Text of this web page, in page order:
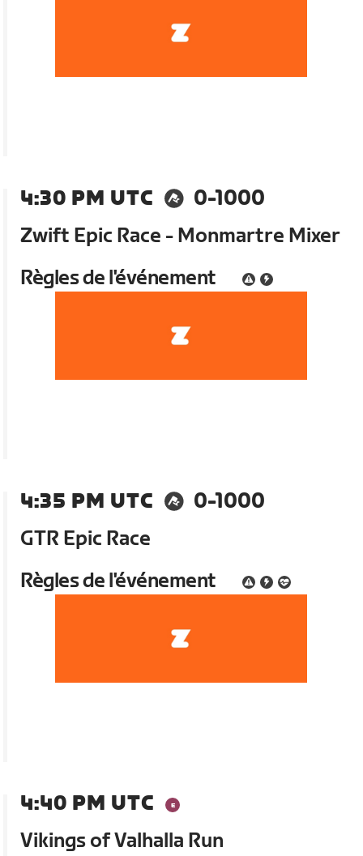
4:30 PM UTC
0-1000
Zwift Epic Race - Monmartre Mixer
Règles de l'événement
4:35 PM UTC
0-1000
GTR Epic Race
Règles de l'événement
4:40 PM UTC
Vikings of Valhalla Run